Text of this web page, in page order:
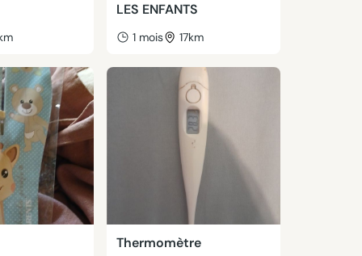
LES ENFANTS
1 mois 17km
Thermomètre